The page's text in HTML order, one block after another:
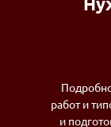
работ и
и